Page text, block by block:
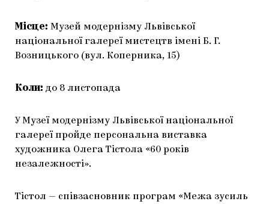
Місце: Музей модернізму Львівської
національної галереї мистецтв імені Б. Г.
Возницького (вул. Коперника, 15)
Коли: до 8 листопада
У Музеї модернізму Львівської національної
галереї пройде персональна виставка
художника Олега Тістола «60 років
незалежності».
Тістол — співзасновник програм «Межа зусиль